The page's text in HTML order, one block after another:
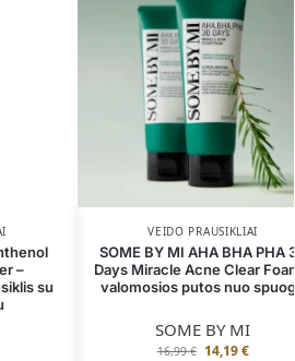
–
su
VEIDO PRAUSIKLIAI
SOME BY MI AHA BHA PHA
Days Miracle Acne Clear
valomosios putos nuo
SOME BY MI
16,99€ 14,19€